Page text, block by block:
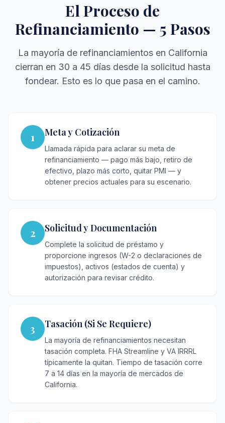
El Proceso de
Refinanciamiento — 5 Pasos
La mayoría de refinanciamientos en California
cierran en 30 a 45 días desde la solicitud hasta
fondear. Esto es lo que pasa en el camino.
1 Meta y Cotización
Llamada rápida para aclarar su meta de
refinanciamiento — pago más bajo, retiro de
efectivo, plazo más corto, quitar PMI — y
obtener precios actuales para su escenario.
2 Solicitud y Documentación
Complete la solicitud de préstamo y
proporcione ingresos (W-2 o declaraciones de
impuestos), activos (estados de cuenta) y
autorización para revisar crédito.
3 Tasación (Si Se Requiere)
La mayoría de refinanciamientos necesitan
tasación completa. FHA Streamline y VA IRRRL
típicamente la quitan. Tiempo de tasación corre
7 a 14 días en la mayoría de mercados de
California.